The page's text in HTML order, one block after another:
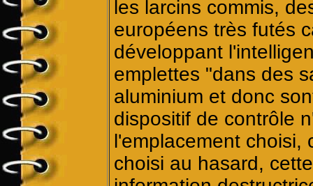
les larcins commis,
européens très futés
développant
emplettes "dans des
aluminium et donc
dispositif de contrôle
l'emplacement choisi,
choisi au hasard,